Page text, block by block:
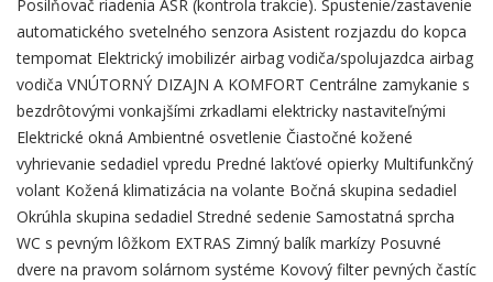
Posilňovač riadenia ASR (kontrola trakcie). Spustenie/zastavenie
automatického svetelného senzora Asistent rozjazdu do kopca
tempomat Elektrický imobilizér airbag vodiča/spolujazdca airbag
vodiča VNÚTORNÝ DIZAJN A KOMFORT Centrálne zamykanie s
bezdrôtovými vonkajšími zrkadlami elektricky nastaviteľnými
Elektrické okná Ambientné osvetlenie Čiastočné kožené
vyhrievanie sedadiel vpredu Predné lakťové opierky Multifunkčný
volant Kožená klimatizácia na volante Bočná skupina sedadiel
Okrúhla skupina sedadiel Stredné sedenie Samostatná sprcha
WC s pevným lôžkom EXTRAS Zimný balík markízy Posuvné
dvere na pravom solárnom systéme Kovový filter pevných častíc